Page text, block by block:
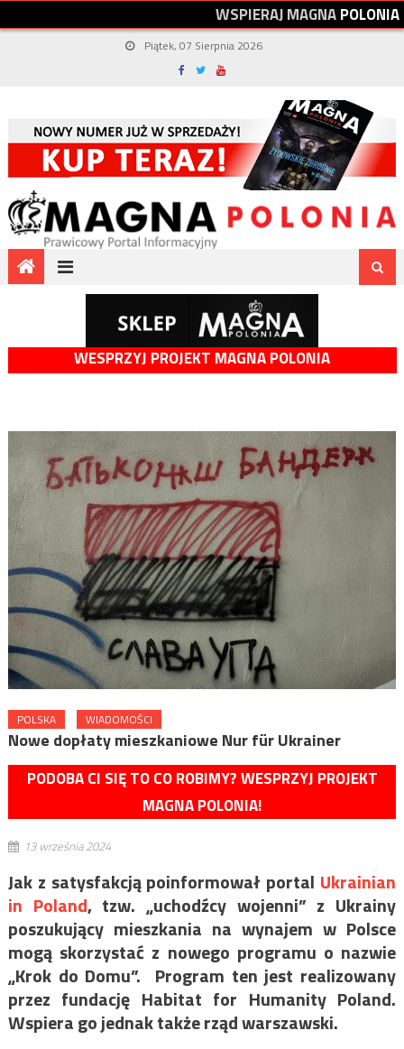
WSPIERAJMAGNAPOLONIA
Piątek, 07 Sierpnia 2026
WESPRZYJ PROJEKT MAGNA POLONIA
POLSKA WIADOMOŚCI
Nowe dopłaty mieszkaniowe Nur für Ukrainer
PODOBA CI SIĘ TO CO ROBIMY? WESPRZYJ PROJEKT
MAGNA POLONIA!
13 września 2024
Jak z satysfakcją poinformował portal Ukrainian
in Poland, tzw. „uchodźcy wojenni” z Ukrainy
poszukujący mieszkania na wynajem w Polsce
mogą skorzystać z nowego programu o nazwie
„Krok do Domu”. Program ten jest realizowany
przez fundację Habitat for Humanity Poland.
Wspiera go jednak także rząd warszawski.